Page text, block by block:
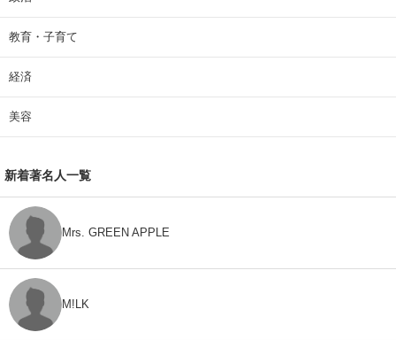
教育・子育て
経済
美容
新着著名人一覧
Mrs. GREEN APPLE
M!LK